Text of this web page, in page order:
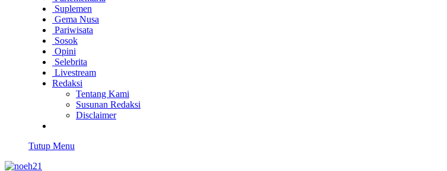
Suplemen
Gema Nusa
Pariwisata
Sosok
Opini
Selebrita
Livestream
Redaksi
Tentang Kami
Susunan Redaksi
Disclaimer
Tutup Menu